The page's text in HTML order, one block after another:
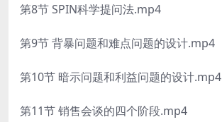
第8节 SPIN科学提问法.mp4
第9节 背暴问题和难点问题的设计.mp4
第10节 暗示问题和利益问题的设计.mp4
第11节 销售会谈的四个阶段.mp4